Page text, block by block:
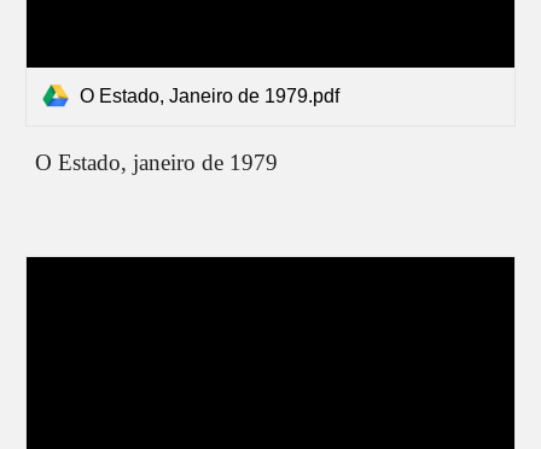
O Estado, Janeiro de 1979.pdf
O Estado,janeiro de 1979